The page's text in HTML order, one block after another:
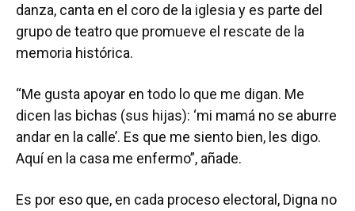
danza, canta en el coro de la iglesia y es parte del
grupo de teatro que promueve el rescate de la
memoria histórica.
“Me gusta apoyar en todo lo que me digan. Me
dicen las bichas (sus hijas): ‘mi mamá no se aburre
andar en la calle’. Es que me siento bien, les digo.
Aquí en la casa me enfermo”, añade.
Es por eso que, en cada proceso electoral, Digna no